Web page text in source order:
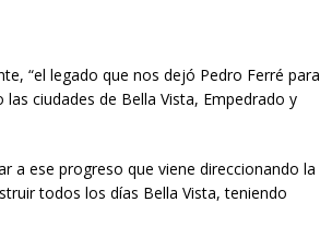
“el legado que nos dejó Pedro Ferré para
ciudades de Bella Vista, Empedrado y
a ese progreso que viene direccionando la
todos los días Bella Vista, teniendo